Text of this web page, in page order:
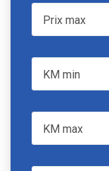
Prix maxPrix max
KM min
KM max